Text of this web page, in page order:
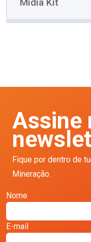
Assine
Fique por dentro de
Mineração.
Nome
E-mail